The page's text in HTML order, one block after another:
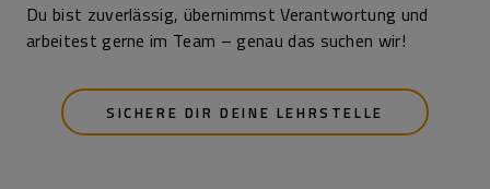
Du bist zuverlässig, übernimmst Verantwortung und
arbeitest gerne im Team – genau das suchen wir!
SICHERE DIR DEINE LEHRSTELLE